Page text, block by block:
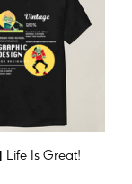
Life Is Great!